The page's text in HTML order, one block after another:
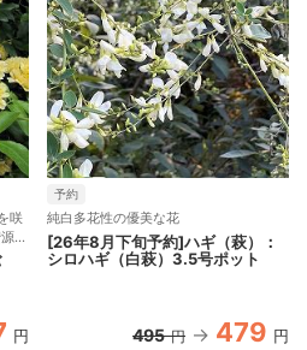
咲
植
円
予約
純白多花性の優美な花
[26年8月下旬予約]ハギ（萩）：
シロハギ（白萩）3.5号ポット
495 円 479 円